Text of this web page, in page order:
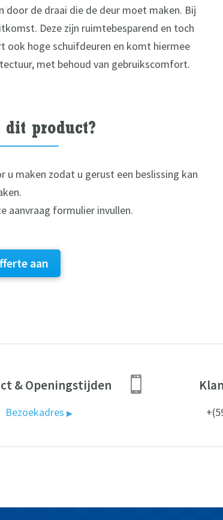
door de draai die de deur moet maken. Bij
Deze zijn ruimtebesparend en toch
ook hoge schuifdeuren en komt hiermee
met behoud van gebruikscomfort.
dit product?
u maken zodat u gerust een beslissing kan
aanvraag formulier invullen.
aan
& Openingstijden
Bezoekadres▶
